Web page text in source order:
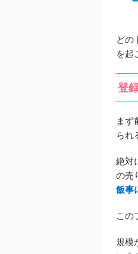
どの
を起
登
まず
られ
絶対
の売
飯事
この
規模